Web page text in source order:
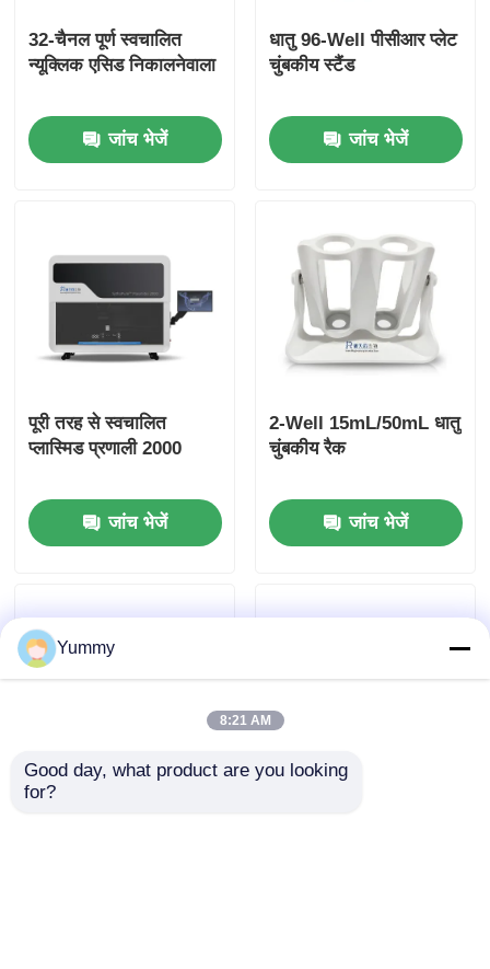
एनजीएस चुंबकीय मोती
सेल सॉर्टिंग चुंबकीय मोती
सतह से सक्रिय चुंबकीय मोती
स्वचालित उपकरण और उपभोग्य सामग्रियाँ
32-चैनल पूर्ण स्वचालित
न्यूक्लिक एसिड निकालनेवाला
जांच भेजें
धातु 96-Well पीसीआर प्लेट
चुंबकीय स्टैंड
जांच भेजें
पूरी तरह से स्वचालित
प्लास्मिड प्रणाली 2000
जांच भेजें
2-Well 15mL/50mL धातु
चुंबकीय रैक
जांच भेजें
Yummy
8:21 AM
Good day, what product are you looking
for?